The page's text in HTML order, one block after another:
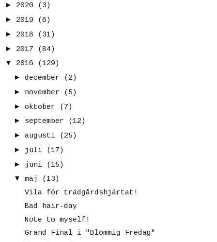
► 2020
(3)
► 2019
(6)
► 2018
(31)
► 2017
(84)
▼
2016
(129)
► december
(2)
► november
(5)
► oktober
(7)
► september
(12)
► augusti
(25)
► juli
(17)
► juni
(15)
▼
maj
(13)
Vila för trädgårdshjärtat!
Bad hair-day
Note to myself!
Grand Final i "Blommig Fredag"